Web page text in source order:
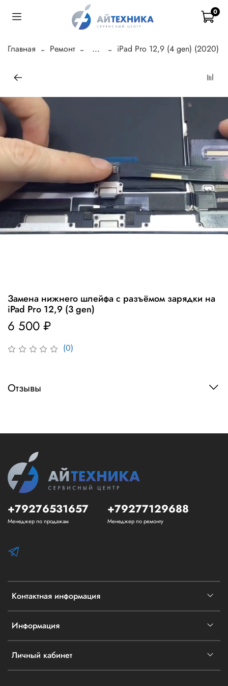
0
Главная Ремонт ... iPad Pro 12,9 (4 gen) (2020)
(0)
Замена нижнего шлейфа с разъёмом зарядки на
iPad Pro 12,9 (3 gen)
6 500 ₽
Отзывы
Контактная информация
Информация
Личный кабинет
+79276531657
Менеджер по продажам
+79277129688
Менеджер по ремонту